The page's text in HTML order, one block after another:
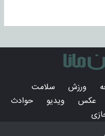
ورزش
سلامت
عکس ویدیو
حوادث